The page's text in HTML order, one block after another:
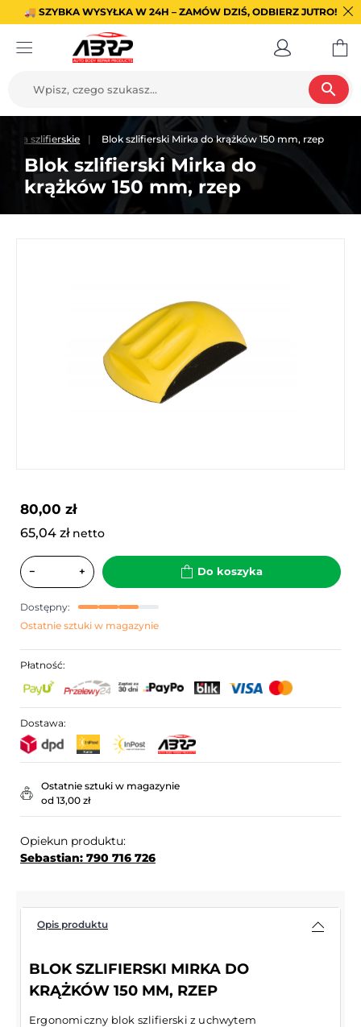
🚚 SZYBKA WYSYŁKA W 24H – ZAMÓW DZIŚ, ODBIERZ JUTRO!
search
szlifierskie Blok szlifierski Mirka do krążków 150 mm, rzep
Blok szlifierski Mirka do
krążków 150 mm, rzep
80,00 zł
65,04 zł netto
− + Do koszyka
Dostępny:
Ostatnie sztuki w magazynie
Płatność:
Dostawa:
Ostatnie sztuki w magazynie
od 13,00 zł
Opiekun produktu:
Sebastian: 790 716 726
Opis produktu
BLOK SZLIFIERSKI MIRKA DO
KRĄŻKÓW 150 MM, RZEP
Ergonomiczny blok szlifierski z uchwytem